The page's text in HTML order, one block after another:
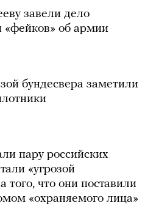
завели дело
«фейков» об армии
бундесвера заметили
пару российских
«угрозой
того, что они поставили
«охраняемого лица»